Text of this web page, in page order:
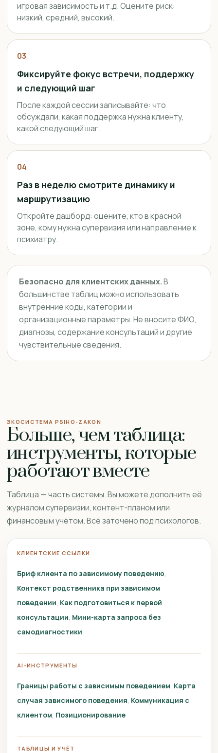
игровая зависимость и т.д. Оцените риск:
низкий, средний, высокий.
03
Фиксируйте фокус встречи, поддержку
и следующий шаг
После каждой сессии записывайте: что
обсуждали, какая поддержка нужна клиенту,
какой следующий шаг.
04
Раз в неделю смотрите динамику и
маршрутизацию
Откройте дашборд: оцените, кто в красной
зоне, кому нужна супервизия или направление к
психиатру.
Безопасно для клиентских данных.В
большинстве таблиц можно использовать
внутренние коды, категории и
организационные параметры. Не вносите ФИО,
диагнозы, содержание консультаций и другие
чувствительные сведения.
ЭКОСИСТЕМА PSIHO-ZAKON
Больше, чем таблица:
инструменты, которые
работают вместе
Таблица — часть системы. Вы можете дополнить её
журналом супервизии, контент-планом или
финансовым учётом. Всё заточено под психологов.
КЛИЕНТСКИЕ ССЫЛКИ
Бриф клиента по зависимому поведению
Контекст родственника при зависимом
поведении Как подготовиться к первой
консультации Мини-карта запроса без
самодиагностики
AI-ИНСТРУМЕНТЫ
Границы работы с зависимым поведением Карта
случая зависимого поведения Коммуникация с
клиентом Позиционирование
ТАБЛИЦЫ И УЧЁТ